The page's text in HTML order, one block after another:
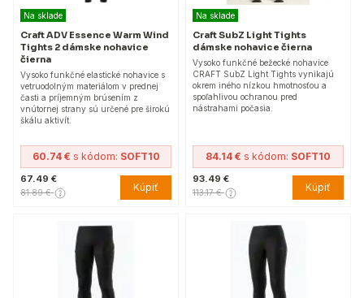
Na sklade
Craft ADV Essence Warm Wind
Tights 2 dámske nohavice
čierna
Vysoko funkčné elastické nohavice s
vetruodolným materiálom v prednej
časti a príjemným brúsením z
vnútornej strany sú určené pre širokú
škálu aktivít.
60.74 € s kódom: SOFT10
67.49 €
81.89 € Kúpiť
Na sklade
Craft SubZ Light Tights
dámske nohavice čierna
Vysoko funkčné bežecké nohavice
CRAFT SubZ Light Tights vynikajú
okrem iného nízkou hmotnosťou a
spoľahlivou ochranou pred
nástrahami počasia.
84.14 € s kódom: SOFT10
93.49 €
113.17 € Kúpiť